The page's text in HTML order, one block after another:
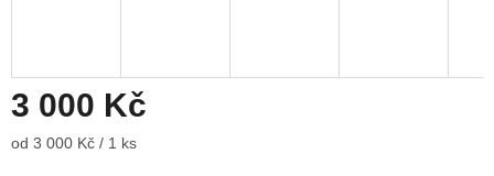
3 000 Kč
Měrná
od 3 000 Kč / 1 ks